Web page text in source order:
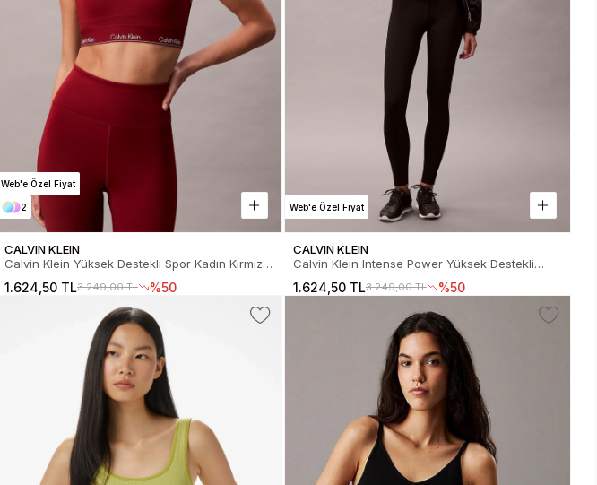
Web'e Özel Fiyat
2
CALVIN KLEIN
Calvin Klein Yüksek Destekli Spor Kadın Kırmızı
1.624,50 TL3.249,00 TL %50
Web'e Özel Fiyat
CALVIN KLEIN
Calvin Klein Intense Power Yüksek Destekli
1.624,50 TL3.249,00 TL %50